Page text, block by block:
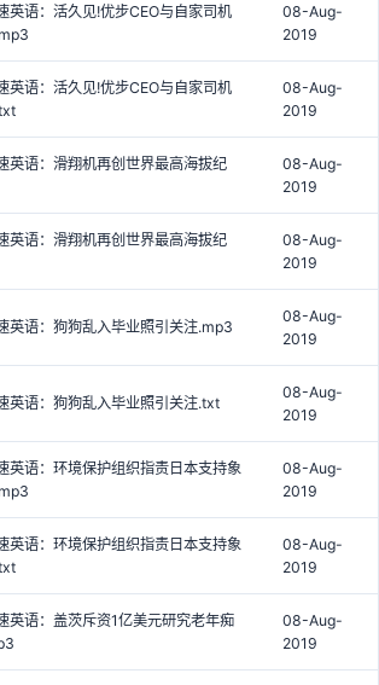
英语：活久见!优步CEO与自家司机
08-Aug-
2019
英语：活久见!优步CEO与自家司机
08-Aug-
2019
英语：滑翔机再创世界最高海拔纪
08-Aug-
2019
英语：滑翔机再创世界最高海拔纪
08-Aug-
2019
英语：狗狗乱入毕业照引关注.mp3
08-Aug-
2019
英语：狗狗乱入毕业照引关注.txt
08-Aug-
2019
英语：环境保护组织指责日本支持象
08-Aug-
2019
英语：环境保护组织指责日本支持象
08-Aug-
2019
英语：盖茨斥资1亿美元研究老年痴
08-Aug-
2019